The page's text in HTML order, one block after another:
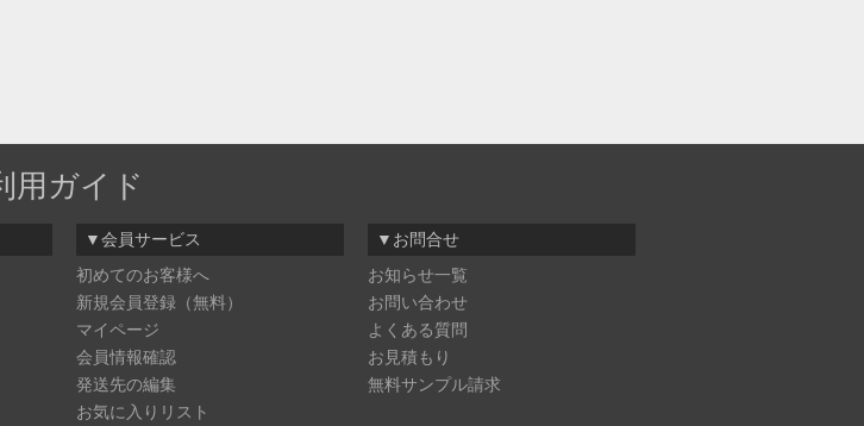
用ガイド
▼会員サービス
初めてのお客様へ
新規会員登録（無料）
マイページ
会員情報確認
発送先の編集
お気に入りリスト
▼お問合せ
お知らせ一覧
お問い合わせ
よくある質問
お見積もり
無料サンプル請求